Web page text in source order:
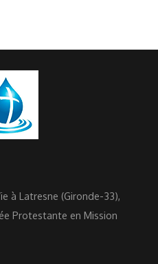
à Latresne (Gironde-33),
Protestante en Mission